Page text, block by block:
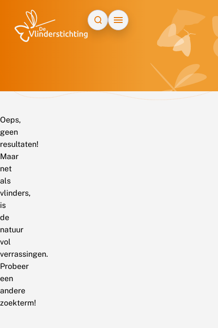
Oeps,
geen
resultaten!
Maar
net
als
vlinders,
is
de
natuur
vol
verrassingen.
Probeer
een
andere
zoekterm!